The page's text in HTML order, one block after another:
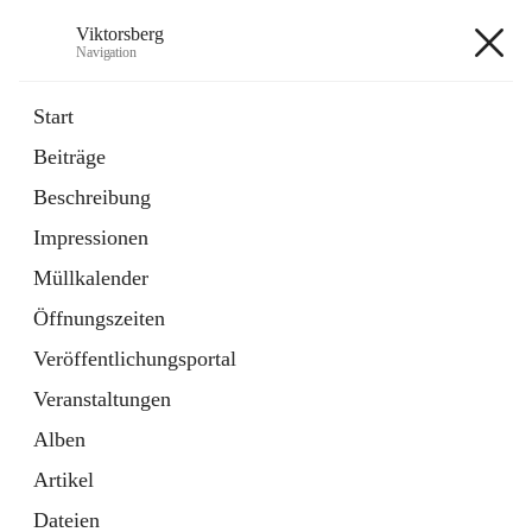
Viktorsberg
Navigation
Start
Beiträge
Beschreibung
Impressionen
Müllkalender
Öffnungszeiten
Veröffentlichungsportal
Veranstaltungen
Alben
Artikel
Dateien
1 Schnellzugriff
Bürgerservice
10 Schnellzugriffe